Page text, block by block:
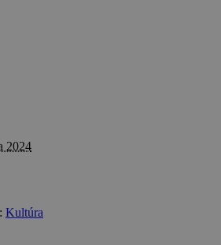
2024
Kultúra